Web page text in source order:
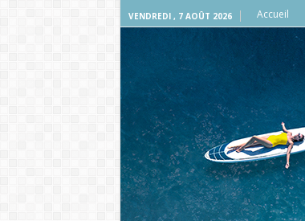
VENDREDI , 7 AOÛT 2026 Accueil